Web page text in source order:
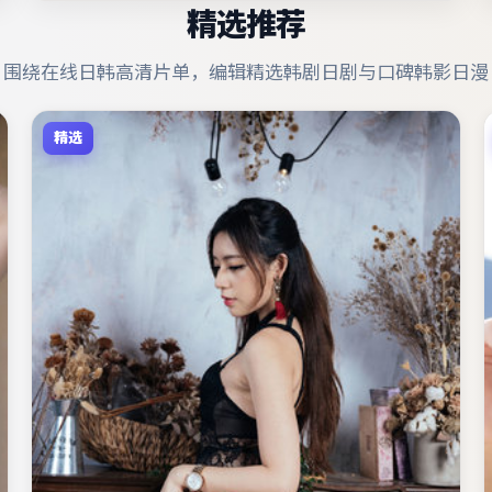
精选推荐
围绕在线日韩高清片单，编辑精选韩剧日剧与口碑韩影日漫
精选